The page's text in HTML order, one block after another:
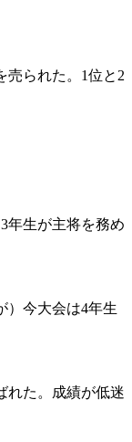
売られた。1位と2
年生が主将を務め
）今大会は4年生
れた。成績が低迷